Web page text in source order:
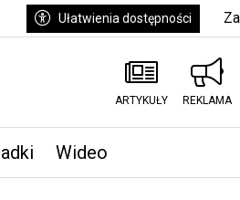
Ułatwienia dostępności
ARTYKUŁY REKLAMA
Wideo